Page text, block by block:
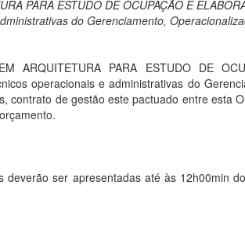
PARA ESTUDO DE OCUPAÇÃO E
do Gerenciamento,
ARQUITETURA PARA ESTUDO DE
operacionais e administrativas do
contrato de gestão este pactuado entre esta
deverão ser apresentadas até às 12h00min